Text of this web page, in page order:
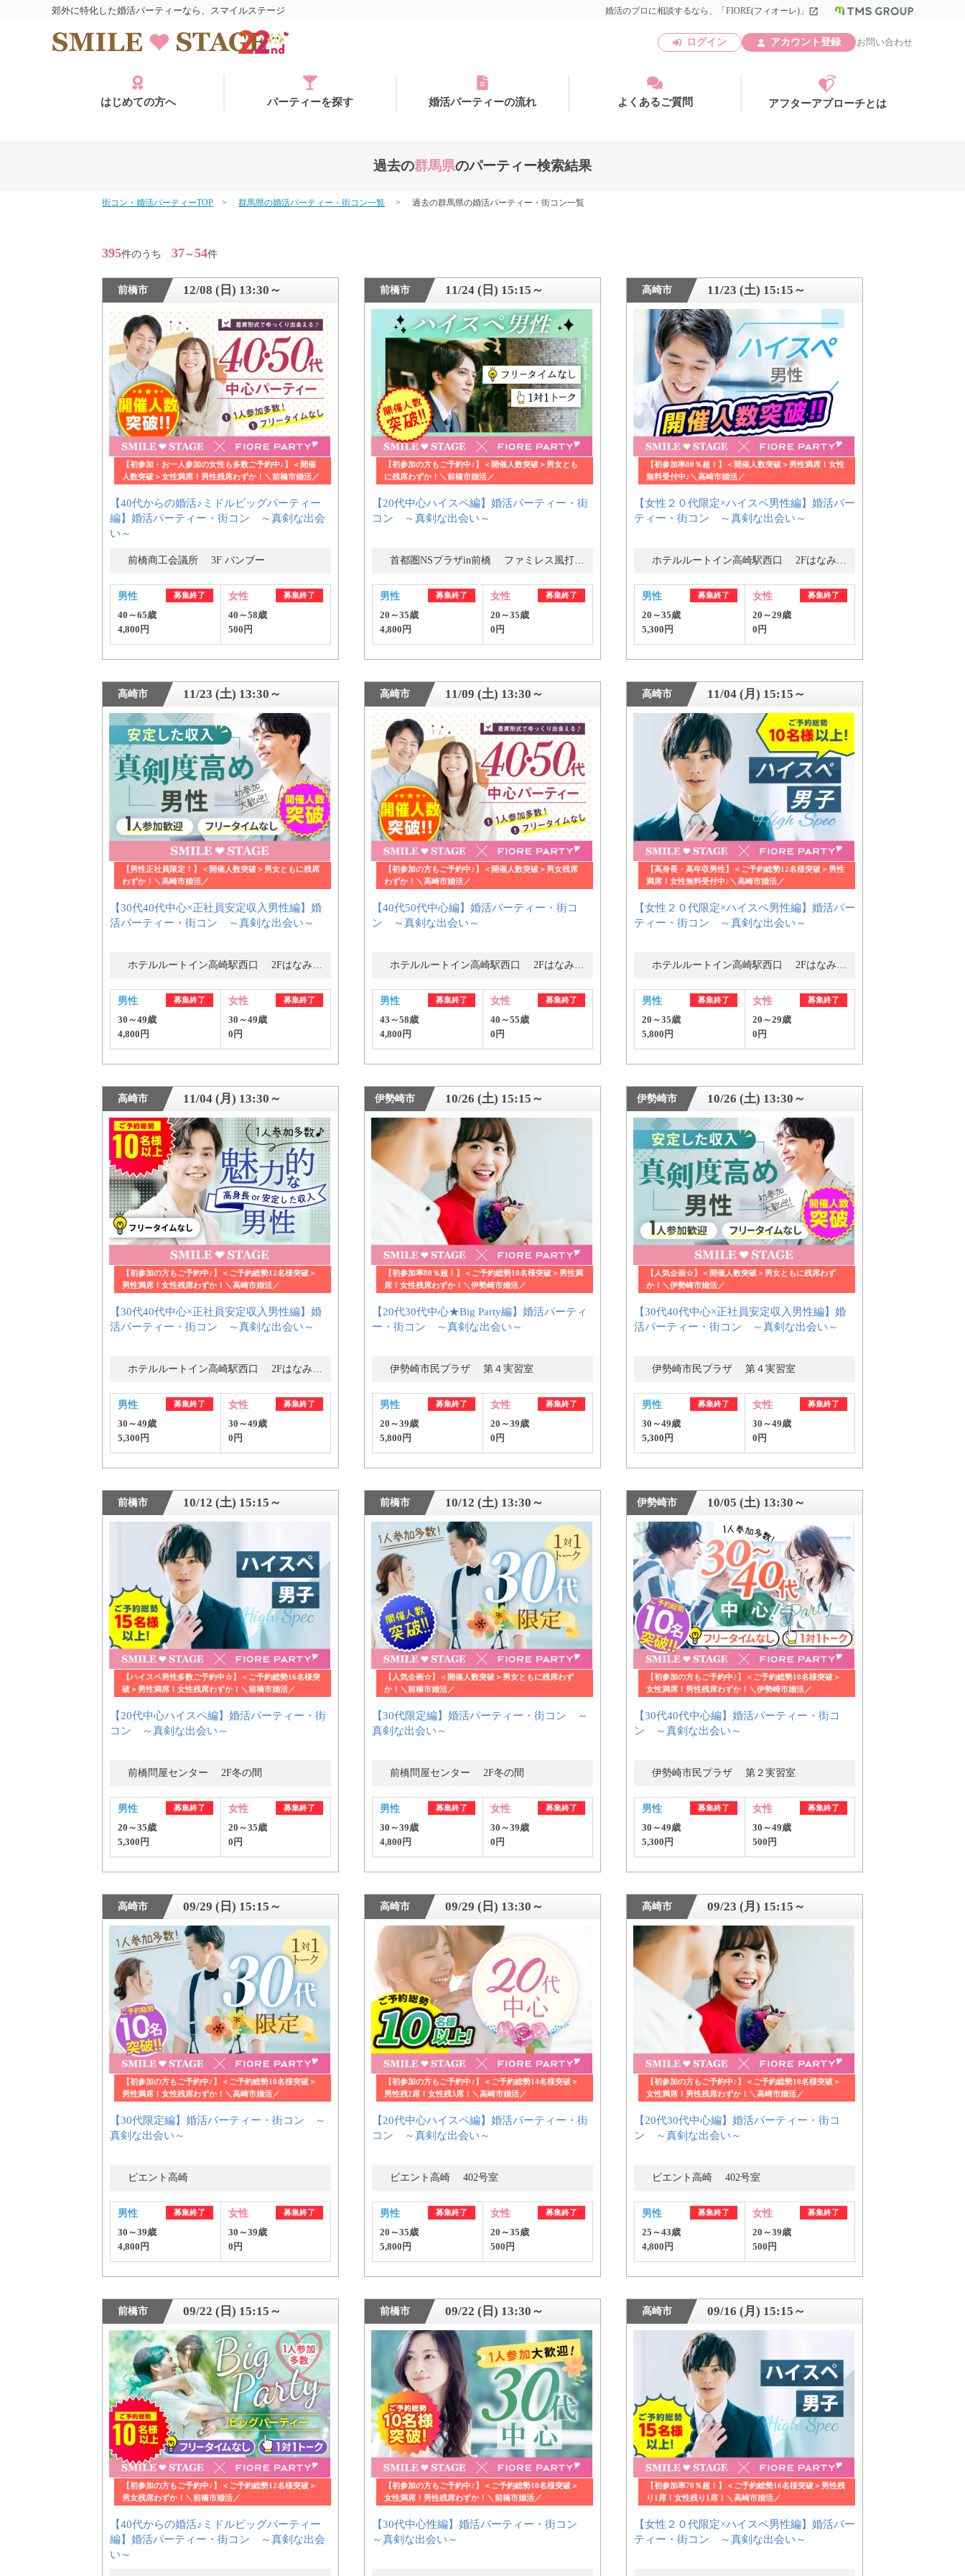
はじめての方へ
今週の婚活パーティー
婚活パーティーの流れ
個人情報保護方針 launch
子どもの安全基準に関するポリシー
公式アカウントで最新情報を配信中！
PR
約1,300店の中から
おすすめの優良結婚相談所をご紹介
プライバシーマークを
取得しております
郊外に特化した婚活パーティーなら、スマイルステージ 婚活のプロに相談するなら、「FIORE(フィオーレ)」 launch
ログイン アカウント登録 お問い合わせ
はじめての方へ パーティーを探す 婚活パーティーの流れ よくあるご質問 アフターアプローチとは
過去の群馬県のパーティー検索結果
街コン・婚活パーティーTOP 群馬県の婚活パーティー・街コン一覧 過去の群馬県の婚活パーティー・街コン一覧
395件のうち 37 ～ 54件
前橋市 12/08 (日) 13:30～
【初参加・お一人参加の女性も多数ご予約中♪】＜開催
人数突破＞女性満席！男性残席わずか！＼前橋市婚活／
【40代からの婚活♪ミドルビッグパーティー
編】婚活パーティー・街コン ～真剣な出会
い～
前橋商工会議所 3F バンブー
男性 募集終了
40～65歳
4,800円
女性 募集終了
40～58歳
500円
前橋市 11/24 (日) 15:15～
【初参加の方もご予約中♪】＜開催人数突破＞男女とも
に残席わずか！＼前橋市婚活／
【20代中心ハイスペ編】婚活パーティー・街
コン ～真剣な出会い～
首都圏NSプラザin前橋 ファミレス風打合せスペース
男性 募集終了
20～35歳
4,800円
女性 募集終了
20～35歳
0円
高崎市 11/23 (土) 15:15～
【初参加率80％超！】＜開催人数突破＞男性満席！女性
無料受付中♪＼高崎市婚活／
【女性２０代限定×ハイスペ男性編】婚活パー
ティー・街コン ～真剣な出会い～
ホテルルートイン高崎駅西口 2Fはなみずき
男性 募集終了
20～35歳
5,300円
女性 募集終了
20～29歳
0円
高崎市 11/23 (土) 13:30～
【男性正社員限定！】＜開催人数突破＞男女ともに残席
わずか！＼高崎市婚活／
【30代40代中心×正社員安定収入男性編】婚
活パーティー・街コン ～真剣な出会い～
男性 募集終了
30～49歳
4,800円
女性 募集終了
30～49歳
0円
高崎市 11/09 (土) 13:30～
【初参加の方もご予約中♪】＜開催人数突破＞男女残席
わずか！＼高崎市婚活／
【40代50代中心編】婚活パーティー・街コ
ン ～真剣な出会い～
男性 募集終了
43～58歳
4,800円
女性 募集終了
40～55歳
0円
高崎市 11/04 (月) 15:15～
【高身長・高年収男性】＜ご予約総勢12名様突破＞男性
満席！女性無料受付中♪＼高崎市婚活／
【女性２０代限定×ハイスペ男性編】婚活パー
ティー・街コン ～真剣な出会い～
男性 募集終了
20～35歳
5,800円
女性 募集終了
20～29歳
0円
高崎市 11/04 (月) 13:30～
【初参加の方もご予約中♪】＜ご予約総勢12名様突破＞
男性満席！女性残席わずか！＼高崎市婚活／
【30代40代中心×正社員安定収入男性編】婚
活パーティー・街コン ～真剣な出会い～
男性 募集終了
30～49歳
5,300円
女性 募集終了
30～49歳
0円
伊勢崎市 10/26 (土) 15:15～
【初参加率80％超！】＜ご予約総勢10名様突破＞男性満
席！女性残席わずか！＼伊勢崎市婚活／
【20代30代中心★Big Party編】婚活パーティ
ー・街コン ～真剣な出会い～
伊勢崎市民プラザ 第４実習室
男性 募集終了
20～39歳
5,800円
女性 募集終了
20～39歳
0円
伊勢崎市 10/26 (土) 13:30～
【人気企画☆】＜開催人数突破＞男女ともに残席わず
か！＼伊勢崎市婚活／
【30代40代中心×正社員安定収入男性編】婚
活パーティー・街コン ～真剣な出会い～
伊勢崎市民プラザ 第４実習室
男性 募集終了
30～49歳
5,300円
女性 募集終了
30～49歳
0円
前橋市 10/12 (土) 15:15～
【ハイスペ男性多数ご予約中☆】＜ご予約総勢16名様突
破＞男性満席！女性残席わずか！＼前橋市婚活／
【20代中心ハイスペ編】婚活パーティー・街
コン ～真剣な出会い～
前橋問屋センター 2F冬の間
男性 募集終了
20～35歳
5,300円
女性 募集終了
20～35歳
0円
前橋市 10/12 (土) 13:30～
【人気企画☆】＜開催人数突破＞男女ともに残席わず
か！＼前橋市婚活／
【30代限定編】婚活パーティー・街コン ～
真剣な出会い～
前橋問屋センター 2F冬の間
男性 募集終了
30～39歳
4,800円
女性 募集終了
30～39歳
0円
伊勢崎市 10/05 (土) 13:30～
【初参加の方もご予約中♪】＜ご予約総勢10名様突破＞
女性満席！男性残席わずか！＼伊勢崎市婚活／
【30代40代中心編】婚活パーティー・街コ
ン ～真剣な出会い～
伊勢崎市民プラザ 第２実習室
男性 募集終了
30～49歳
5,300円
女性 募集終了
30～49歳
500円
高崎市 09/29 (日) 15:15～
【初参加の方もご予約中♪】＜ご予約総勢10名様突破＞
男性満席！女性残席わずか！＼高崎市婚活／
【30代限定編】婚活パーティー・街コン ～
真剣な出会い～
ビエント高崎
男性 募集終了
30～39歳
4,800円
女性 募集終了
30～39歳
0円
高崎市 09/29 (日) 13:30～
【初参加の方もご予約中♪】＜ご予約総勢14名様突破＞
男性残2席！女性残3席！＼高崎市婚活／
【20代中心ハイスペ編】婚活パーティー・街
コン ～真剣な出会い～
ビエント高崎 402号室
男性 募集終了
20～35歳
5,800円
女性 募集終了
20～35歳
500円
高崎市 09/23 (月) 15:15～
【初参加の方もご予約中♪】＜ご予約総勢10名様突破＞
女性満席！男性残席わずか！＼高崎市婚活／
【20代30代中心編】婚活パーティー・街コ
ン ～真剣な出会い～
ビエント高崎 402号室
男性 募集終了
25～43歳
4,800円
女性 募集終了
20～39歳
500円
前橋市 09/22 (日) 15:15～
【初参加の方もご予約中♪】＜ご予約総勢12名様突破＞
男女残席わずか！＼前橋市婚活／
【40代からの婚活♪ミドルビッグパーティー
編】婚活パーティー・街コン ～真剣な出会
い～
前橋市 09/22 (日) 13:30～
【初参加の方もご予約中♪】＜ご予約総勢10名様突破＞
女性満席！男性残席わずか！＼前橋市婚活／
【30代中心性編】婚活パーティー・街コン
～真剣な出会い～
高崎市 09/16 (月) 15:15～
【初参加率70％超！】＜ご予約総勢16名様突破＞男性残
り1席！女性残り1席！＼高崎市婚活／
【女性２０代限定×ハイスペ男性編】婚活パー
ティー・街コン ～真剣な出会い～